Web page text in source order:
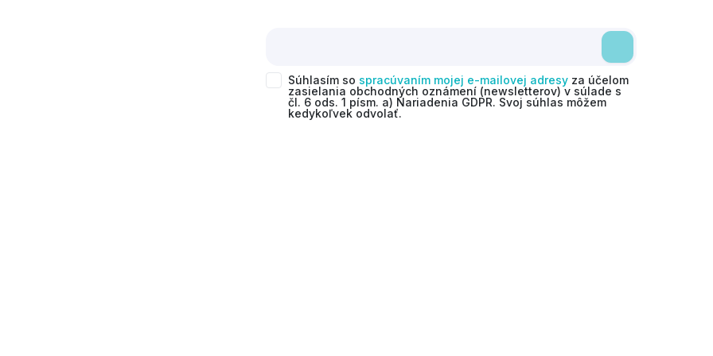
Súhlasím so spracúvaním mojej e-mailovej adresy za účelom
zasielania obchodných oznámení (newsletterov) v súlade s
čl. 6 ods. 1 písm. a) Nariadenia GDPR. Svoj súhlas môžem
kedykoľvek odvolať.